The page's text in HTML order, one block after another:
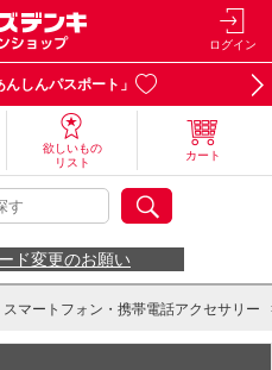
ログイン
しんパスポート」
欲しいもの
リスト
カート
ド変更のお願い
スマートフォン・携帯電話アクセサリー